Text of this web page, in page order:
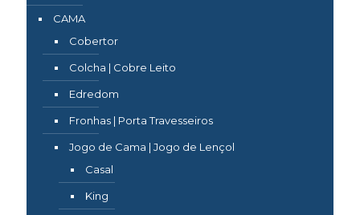
CAMA
Cobertor
Colcha | Cobre Leito
Edredom
Fronhas | Porta Travesseiros
Jogo de Cama | Jogo de Lençol
Casal
King